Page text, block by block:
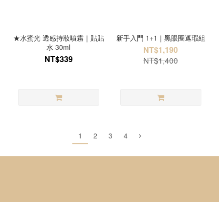
★水蜜光 透感持妝噴霧｜貼貼
水 30ml
NT$339
新手入門 1+1｜黑眼圈遮瑕組
NT$1,190
NT$1,400
1 2 3 4